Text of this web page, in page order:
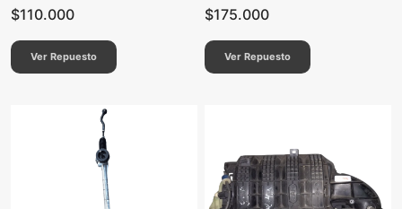
$110.000
Ver Repuesto
$175.000
Ver Repuesto